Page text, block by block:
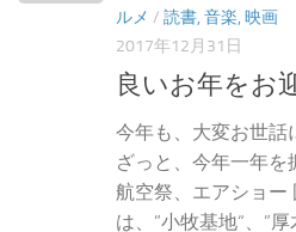
ルメ / 読書, 音楽, 映画
2017年12月31日
良いお年をお
今年も、大変お世話
ざっと、今年一年
航空祭、エアショー
は、”小牧基地“、”